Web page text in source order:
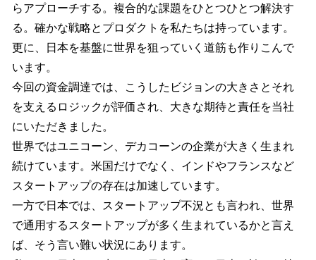
らアプローチする。複合的な課題をひとつひとつ解決す
る。確かな戦略とプロダクトを私たちは持っています。
更に、日本を基盤に世界を狙っていく道筋も作りこんで
います。
今回の資金調達では、こうしたビジョンの大きさとそれ
を支えるロジックが評価され、大きな期待と責任を当社
にいただきました。
世界ではユニコーン、デカコーンの企業が大きく生まれ
続けています。米国だけでなく、インドやフランスなど
スタートアップの存在は加速しています。
一方で日本では、スタートアップ不況とも言われ、世界
で通用するスタートアップが多く生まれているかと言え
ば、そう言い難い状況にあります。